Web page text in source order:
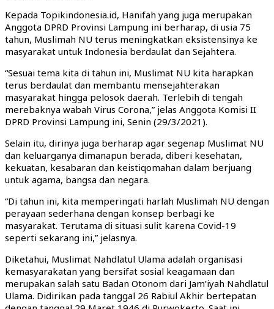
Kepada Topikindonesia.id, Hanifah yang juga merupakan
Anggota DPRD Provinsi Lampung ini berharap, di usia 75
tahun, Muslimah NU terus meningkatkan eksistensinya ke
masyarakat untuk Indonesia berdaulat dan Sejahtera.
“Sesuai tema kita di tahun ini, Muslimat NU kita harapkan
terus berdaulat dan membantu mensejahterakan
masyarakat hingga pelosok daerah. Terlebih di tengah
merebaknya wabah Virus Corona,” jelas Anggota Komisi II
DPRD Provinsi Lampung ini, Senin (29/3/2021).
Selain itu, dirinya juga berharap agar segenap Muslimat NU
dan keluarganya dimanapun berada, diberi kesehatan,
kekuatan, kesabaran dan keistiqomahan dalam berjuang
untuk agama, bangsa dan negara.
“Di tahun ini, kita memperingati harlah Muslimah NU dengan
perayaan sederhana dengan konsep berbagi ke
masyarakat. Terutama di situasi sulit karena Covid-19
seperti sekarang ini,” jelasnya.
Diketahui, Muslimat Nahdlatul Ulama adalah organisasi
kemasyarakatan yang bersifat sosial keagamaan dan
merupakan salah satu Badan Otonom dari Jam’iyah Nahdlatul
Ulama. Didirikan pada tanggal 26 Rabiul Akhir bertepatan